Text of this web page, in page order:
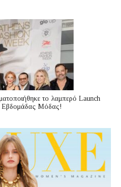
το λαμπερό Launch
Εβδομάδας Μόδας!